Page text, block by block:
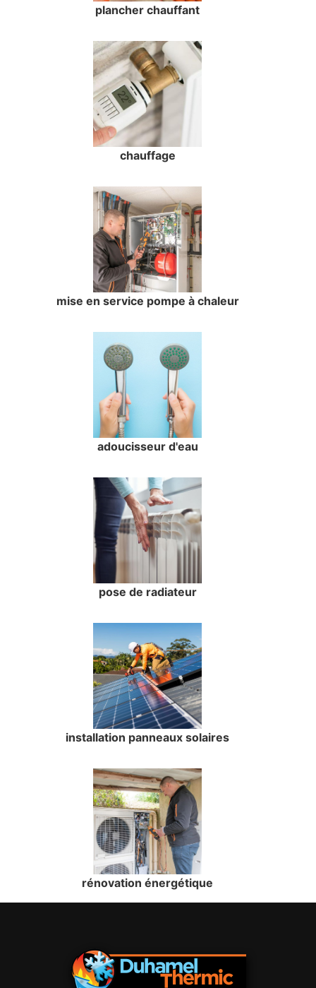
plancher chauffant
chauffage
mise en service pompe à chaleur
adoucisseur d'eau
pose de radiateur
installation panneaux solaires
rénovation énergétique